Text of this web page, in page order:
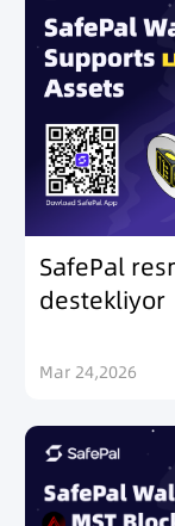
SafePal
destekliyor
Mar 24,2026